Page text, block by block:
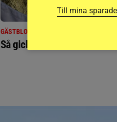
GÄSTBLOGGEN
Så gick det på helgens
Till mina